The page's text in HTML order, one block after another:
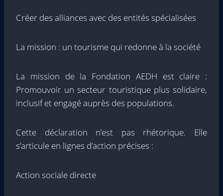
Créer des alliances avec des entités spécialisées
La mission : un tourisme qui redonne à la société
La mission de la Fondation AEDH est claire :
Promouvoir un secteur touristique plus solidaire,
inclusif et engagé auprès des populations.
Cette déclaration n’est pas rhétorique. Elle
s’articule en lignes d’action précises :
Action sociale directe